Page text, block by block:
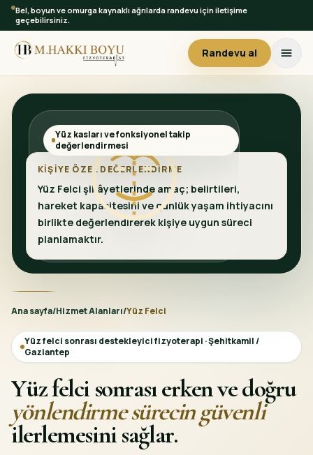
Bel, boyun ve omurga kaynaklı ağrılarda randevu için iletişime
geçebilirsiniz.
Randevu al
Ana sayfa/Hizmet Alanları/Yüz Felci
Yüz felci sonrası destekleyici fizyoterapi · Şehitkamil /
Gaziantep
Yüz felci sonrası erken ve doğru
yönlendirme sürecin güvenli
ilerlemesini sağlar.
Yüz kasları ve fonksiyonel takip
değerlendirmesi
KIŞIYE ÖZEL DEĞERLENDIRME
Yüz Felci şikâyetlerinde amaç; belirtileri,
hareket kapasitesini ve günlük yaşam ihtiyacını
birlikte değerlendirerek kişiye uygun süreci
planlamaktır.